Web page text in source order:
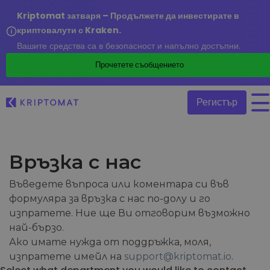
Kriptomat затваря – Продължете да инвестирате в
криптовалути с Kraken.
Вашите средства са в безопасност и напълно достъпни.
Прочетете съобщението
Всички цени
Над 300+ криптовалути
Топ печеливши & губещи
Намерете възможности за инвестиране
Наскоро добавени
Последно добавени токени в Kriptomat
Ако бях купил за 100 €…
Купуване и продаване на криптовалута
Купете 300+ криптовалути
Размяна на криптовалута
Над 1 000 опции за двойки
Регистър
/
Връзка с нас
Въведете въпроса или коментара си във
формуляра за връзка с нас по-долу и го
изпратете. Ние ще Ви отговорим възможно
най-бързо.
Ако имате нужда от поддръжка, моля,
изпратете имейл на support@kriptomat.io.